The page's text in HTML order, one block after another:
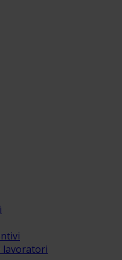
lavoratori